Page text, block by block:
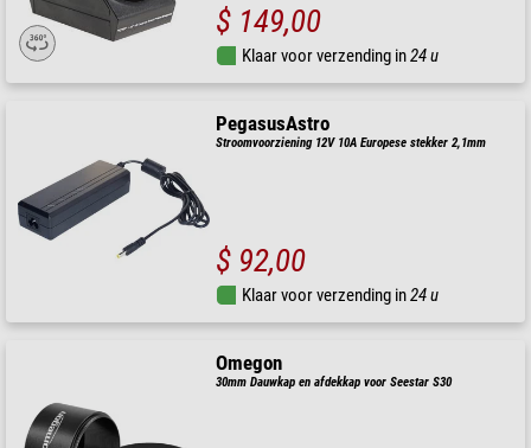
$ 149,00
Klaar voor verzending in24 u
PegasusAstro
Stroomvoorziening 12V 10A Europese stekker 2,1mm
$ 92,00
Klaar voor verzending in24 u
Omegon
30mm Dauwkap en afdekkap voor Seestar S30